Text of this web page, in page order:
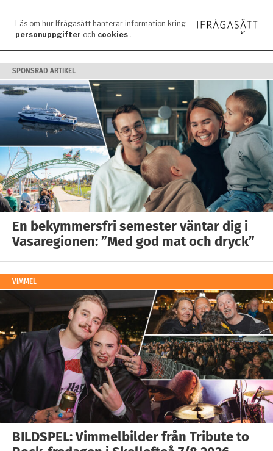
SPONSRAD ARTIKEL
En bekymmersfri semester väntar dig i
Vasaregionen: ”Med god mat och dryck”
VIMMEL
BILDSPEL: Vimmelbilder från Tribute to